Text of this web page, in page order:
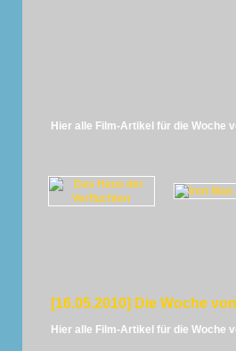
Hier alle Film-Artikel für die Woche
[16.05.2010] Die Woche
Hier alle Film-Artikel für die Woche